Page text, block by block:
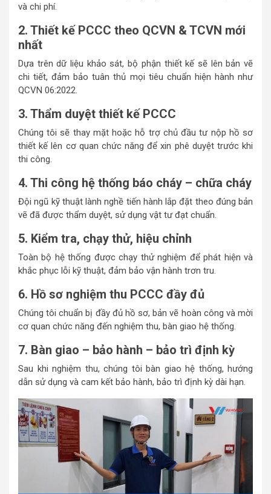
và chi phí.
2. Thiết kế PCCC theo QCVN & TCVN mới
nhất
Dựa trên dữ liệu khảo sát, bộ phận thiết kế sẽ lên bản vẽ
chi tiết, đảm bảo tuân thủ mọi tiêu chuẩn hiện hành như
QCVN 06:2022.
3. Thẩm duyệt thiết kế PCCC
Chúng tôi sẽ thay mặt hoặc hỗ trợ chủ đầu tư nộp hồ sơ
thiết kế lên cơ quan chức năng để xin phê duyệt trước khi
thi công.
4. Thi công hệ thống báo cháy – chữa cháy
Đội ngũ kỹ thuật lành nghề tiến hành lắp đặt theo đúng bản
vẽ đã được thẩm duyệt, sử dụng vật tư đạt chuẩn.
5. Kiểm tra, chạy thử, hiệu chỉnh
Toàn bộ hệ thống được chạy thử nghiệm để phát hiện và
khắc phục lỗi kỹ thuật, đảm bảo vận hành trơn tru.
6. Hồ sơ nghiệm thu PCCC đầy đủ
Chúng tôi chuẩn bị đầy đủ hồ sơ, bản vẽ hoàn công và mời
cơ quan chức năng đến nghiệm thu, bàn giao hệ thống.
7. Bàn giao – bảo hành – bảo trì định kỳ
Sau khi nghiệm thu, chúng tôi bàn giao hệ thống, hướng
dẫn sử dụng và cam kết bảo hành, bảo trì định kỳ dài hạn.